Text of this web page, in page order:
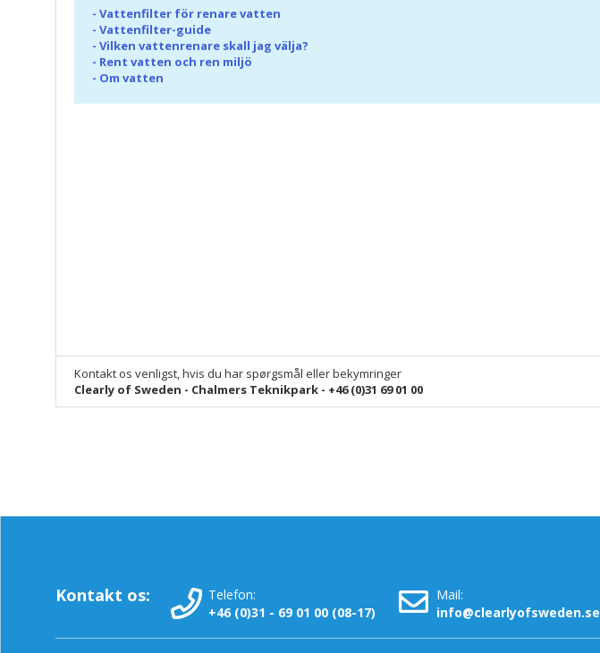
- Vattenfilter för renare vatten
- Vattenfilter-guide
- Vilken vattenrenare skall jag välja?
- Rent vatten och ren miljö
- Om vatten
Kontakt os venligst, hvis du har spørgsmål eller bekymringer
Clearly of Sweden - Chalmers Teknikpark - +46 (0)31 69 01 00
Kontakt os:
Telefon:
+46 (0)31 - 69 01 00 (08-17)
Mail:
info@clearlyofsweden.se